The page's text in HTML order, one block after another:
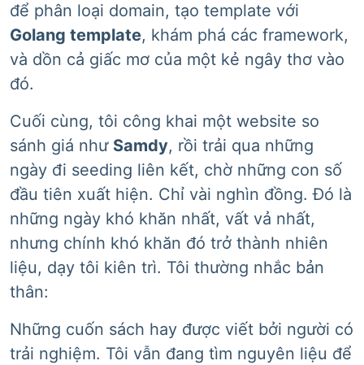
để phân loại domain, tạo template với
Golang template, khám phá các framework,
và dồn cả giấc mơ của một kẻ ngây thơ vào
đó.
Cuối cùng, tôi công khai một website so
sánh giá như Samdy, rồi trải qua những
ngày đi seeding liên kết, chờ những con số
đầu tiên xuất hiện. Chỉ vài nghìn đồng. Đó là
những ngày khó khăn nhất, vất vả nhất,
nhưng chính khó khăn đó trở thành nhiên
liệu, dạy tôi kiên trì. Tôi thường nhắc bản
thân:
Những cuốn sách hay được viết bởi người có
trải nghiệm. Tôi vẫn đang tìm nguyên liệu để